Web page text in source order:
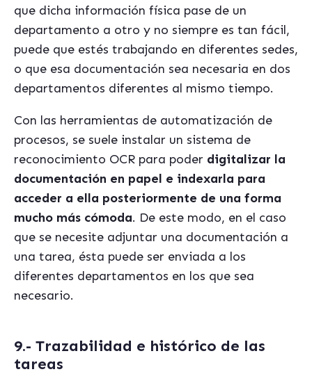
que dicha información física pase de un
departamento a otro y no siempre es tan fácil,
puede que estés trabajando en diferentes sedes,
o que esa documentación sea necesaria en dos
departamentos diferentes al mismo tiempo.
Con las herramientas de automatización de
procesos, se suele instalar un sistema de
reconocimiento OCR para poder digitalizar la
documentación en papel e indexarla para
acceder a ella posteriormente de una forma
mucho más cómoda. De este modo, en el caso
que se necesite adjuntar una documentación a
una tarea, ésta puede ser enviada a los
diferentes departamentos en los que sea
necesario.
9.- Trazabilidad e histórico de las
tareas